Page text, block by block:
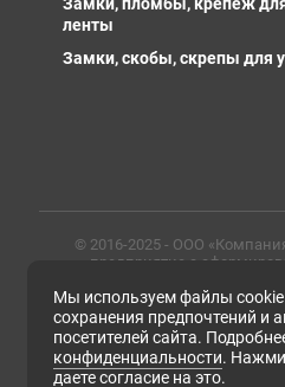
Замки, пломбы, крепеж
ленты
Замки, скобы, скрепы для
© 2016-2025 - ООО
предприятие с
профессиональными
металлопрокат любых
доставкой в
ИНН 6679102638,
Мы используем файлы cookie
сохранения предпочтений и
посетителей сайта.
конфиденциальности.
даете согласие на это.